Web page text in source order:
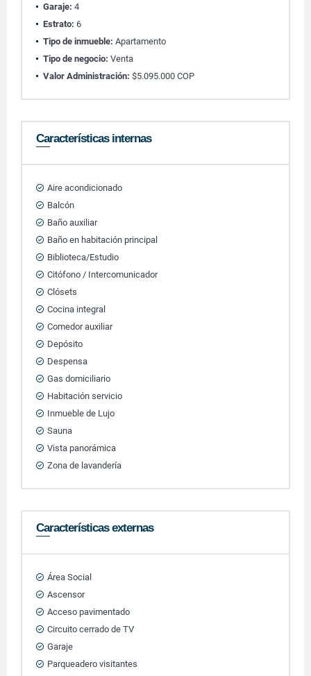
Garaje: 4
Estrato: 6
Tipo de inmueble: Apartamento
Tipo de negocio: Venta
Valor Administración: $5.095.000 COP
Características internas
Aire acondicionado
Balcón
Baño auxiliar
Baño en habitación principal
Biblioteca/Estudio
Citófono / Intercomunicador
Clósets
Cocina integral
Comedor auxiliar
Depósito
Despensa
Gas domiciliario
Habitación servicio
Inmueble de Lujo
Sauna
Vista panorámica
Zona de lavandería
Características externas
Área Social
Ascensor
Acceso pavimentado
Circuito cerrado de TV
Garaje
Parqueadero visitantes